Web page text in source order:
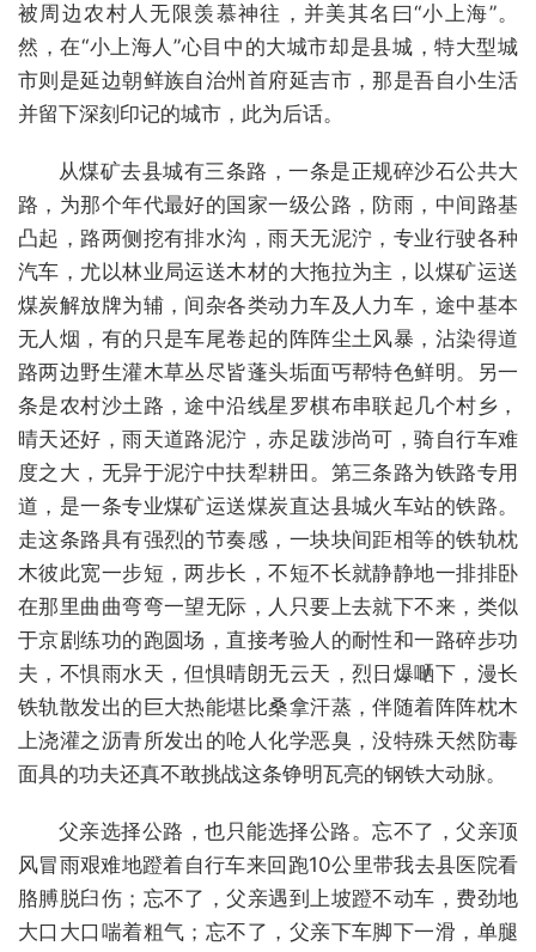
被周边农村人无限羡慕神往，并美其名曰“小上海”。
然，在“小上海人”心目中的大城市却是县城，特大型城
市则是延边朝鲜族自治州首府延吉市，那是吾自小生活
并留下深刻印记的城市，此为后话。
从煤矿去县城有三条路，一条是正规碎沙石公共大
路，为那个年代最好的国家一级公路，防雨，中间路基
凸起，路两侧挖有排水沟，雨天无泥泞，专业行驶各种
汽车，尤以林业局运送木材的大拖拉为主，以煤矿运送
煤炭解放牌为辅，间杂各类动力车及人力车，途中基本
无人烟，有的只是车尾卷起的阵阵尘土风暴，沾染得道
路两边野生灌木草丛尽皆蓬头垢面丐帮特色鲜明。另一
条是农村沙土路，途中沿线星罗棋布串联起几个村乡，
晴天还好，雨天道路泥泞，赤足跋涉尚可，骑自行车难
度之大，无异于泥泞中扶犁耕田。第三条路为铁路专用
道，是一条专业煤矿运送煤炭直达县城火车站的铁路。
走这条路具有强烈的节奏感，一块块间距相等的铁轨枕
木彼此宽一步短，两步长，不短不长就静静地一排排卧
在那里曲曲弯弯一望无际，人只要上去就下不来，类似
于京剧练功的跑圆场，直接考验人的耐性和一路碎步功
夫，不惧雨水天，但惧晴朗无云天，烈日爆嗮下，漫长
铁轨散发出的巨大热能堪比桑拿汗蒸，伴随着阵阵枕木
上浇灌之沥青所发出的呛人化学恶臭，没特殊天然防毒
面具的功夫还真不敢挑战这条铮明瓦亮的钢铁大动脉。
父亲选择公路，也只能选择公路。忘不了，父亲顶
风冒雨艰难地蹬着自行车来回跑10公里带我去县医院看
胳膊脱臼伤；忘不了，父亲遇到上坡蹬不动车，费劲地
大口大口喘着粗气；忘不了，父亲下车脚下一滑，单腿